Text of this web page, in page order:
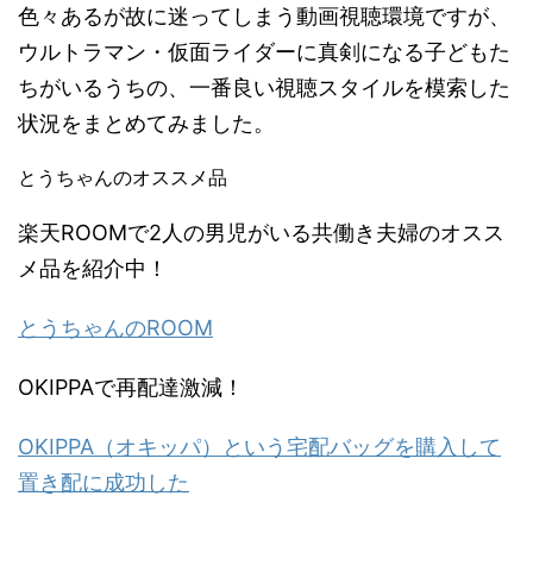
色々あるが故に迷ってしまう動画視聴環境ですが、
ウルトラマン・仮面ライダーに真剣になる子どもた
ちがいるうちの、一番良い視聴スタイルを模索した
状況をまとめてみました。
とうちゃんのオススメ品
楽天ROOMで2人の男児がいる共働き夫婦のオスス
メ品を紹介中！
とうちゃんのROOM
OKIPPAで再配達激減！
OKIPPA（オキッパ）という宅配バッグを購入して
置き配に成功した